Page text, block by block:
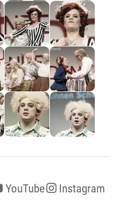
YouTube Instagram